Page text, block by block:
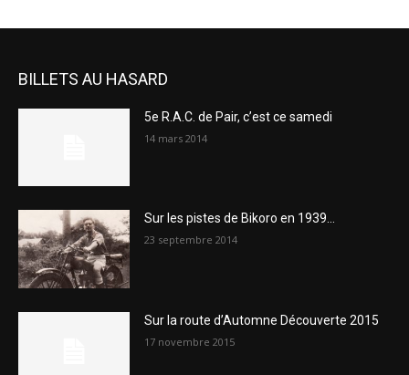
BILLETS AU HASARD
5e R.A.C. de Pair, c’est ce samedi
14 mars 2014
Sur les pistes de Bikoro en 1939…
23 septembre 2014
Sur la route d’Automne Découverte 2015
17 novembre 2015